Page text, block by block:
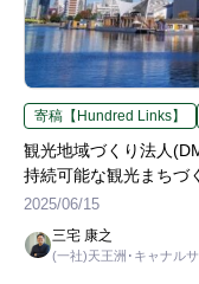
寄稿【Hundred Links】
観光地域づくり法人
持続可能な観光まちづ
2025/06/15
三宅 康之
(一社)天王洲･キャナル